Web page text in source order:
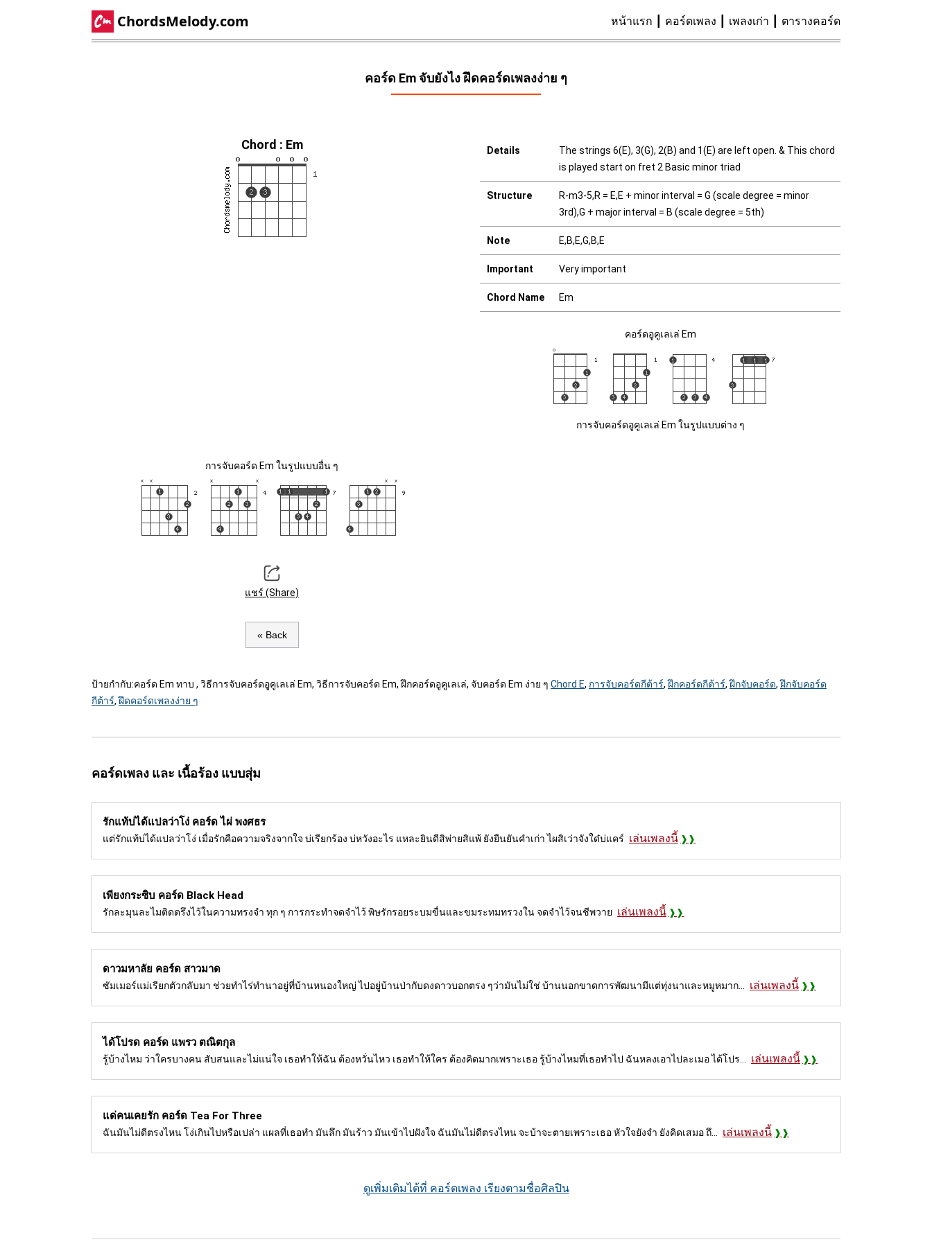
ChordsMelody.com หน้าแรก คอร์ดเพลง เพลงเก่า ตารางคอร์ด
คอร์ด Em จับยังไง ฝึดคอร์ดเพลงง่าย ๆ
Chord : Em
การจับคอร์ด Em ในรูปแบบอื่น ๆ
แชร์ (Share)
« Back
Details
The strings 6(E), 3(G), 2(B) and 1(E) are left open. & This chord
is played start on fret 2 Basic minor triad
Structure
R-m3-5,R = E,E + minor interval = G (scale degree = minor
3rd),G + major interval = B (scale degree = 5th)
Note E,B,E,G,B,E
Important Very important
Chord Name Em
คอร์ดอูคูเลเล่ Em
การจับคอร์ดอูคูเลเล่ Em ในรูปแบบต่าง ๆ
ป้ายกำกับ:คอร์ด Em ทาบ , วิธีการจับคอร์ดอูคูเลเล่ Em, วิธีการจับคอร์ด Em, ฝึกคอร์ดอูคูเลเล่, จับคอร์ด Em ง่าย ๆ Chord E, การจับคอร์ดกีต้าร์,ฝึกคอร์ดกีต้าร์,ฝึกจับคอร์ด,ฝึกจับคอร์ด
กีต้าร์,ฝึดคอร์ดเพลงง่าย ๆ
คอร์ดเพลง และ เนื้อร้อง แบบสุ่ม
รักแท้บ่ได้แปลว่าโง่ คอร์ดไผ่ พงศธร
แต่รักแท้บ่ได้แปลว่าโง่ เมื่อรักคือความจริงจากใจ บ่เรียกร้อง บ่หวังอะไร แหละยินดีสิพ่ายสิแพ้ ยังยืนยันคำเก่า ไผสิเว่าจังใด๋บ่แคร์ เล่นเพลงนี้
เพียงกระซิบ คอร์ด Black Head
รักละมุนละไมติดตรึงไว้ในความทรงจำ ทุก ๆ การกระทำจดจำไว้ พิษรักรอยระบมขื่นและขมระทมทรวงใน จดจำไว้จนชีพวาย เล่นเพลงนี้
ดาวมหาลัย คอร์ด สาวมาด
ซัมเมอร์แม่เรียกตัวกลับมา ช่วยทำไร่ทำนาอยู่ที่บ้านหนองใหญ่ ไปอยู่บ้านป่ากับดงดาวบอกตรง ๆว่ามันไม่ใช่ บ้านนอกขาดการพัฒนามีแต่ทุ่งนาและหมูหมาก... เล่นเพลงนี้
ได้โปรด คอร์ด แพรว ตณิตกุล
รู้บ้างไหม ว่าใครบางคน สับสนและไม่แน่ใจ เธอทำให้ฉัน ต้องหวั่นไหว เธอทำให้ใคร ต้องคิดมากเพราะเธอ รู้บ้างไหมที่เธอทำไป ฉันหลงเอาไปละเมอ ได้โปร... เล่นเพลงนี้
แด่คนเคยรัก คอร์ด Tea For Three
ฉันมันไม่ดีตรงไหน โง่เกินไปหรือเปล่า แผลที่เธอทำ มันลึก มันร้าว มันเข้าไปฝังใจ ฉันมันไม่ดีตรงไหน จะบ้าจะตายเพราะเธอ หัวใจยังจำ ยังคิดเสมอ ถึ... เล่นเพลงนี้
ดูเพิ่มเติมได้ที่ คอร์ดเพลง เรียงตามชื่อศิลปิน